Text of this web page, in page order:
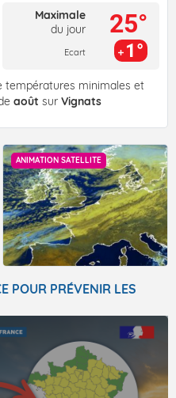
Maximale
du jour
Ecart
25°
1°
températures minimales et
août sur Vignats
ANIMATION SATELLITE
POUR PRÉVENIR LES